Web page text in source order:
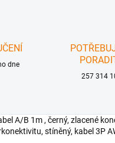
dne
257 314
A/B 1m , černý, zlacené
stíněný, kabel 3P